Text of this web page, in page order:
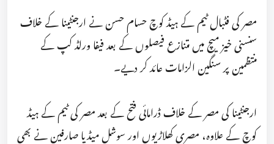
مصر کی فٹبال ٹیم کے ہیڈ کوچ حسام حسن نے ارجنٹینا کے خلاف
سنسنی خیز میچ میں متنازع فیصلوں کے بعد فیفا ورلڈ کپ کے
منتظمین پر سنگین الزامات عائد کر دیے۔
ارجنٹینا کی مصر کے خلاف ڈرامائی فتح کے بعد مصر کی ٹیم کے ہیڈ
کوچ کے علاوہ، مصری کھلاڑیوں اور سوشل میڈیا صارفین نے بھی